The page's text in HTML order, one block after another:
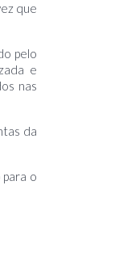
que
pelo
e
nas
da
o